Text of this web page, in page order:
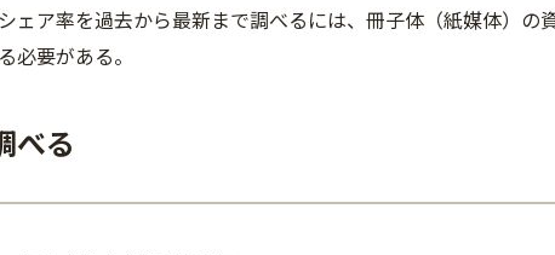
ェア率を過去から最新まで調べるには、冊子体（紙媒体）の
必要がある。
べる